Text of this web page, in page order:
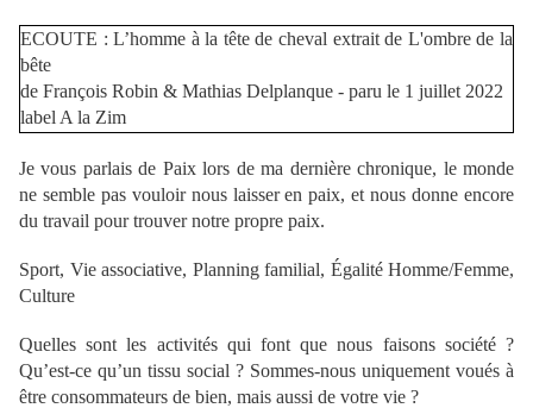
ECOUTE : L’homme à la tête de cheval extrait de L'ombre de la
bête
de François Robin & Mathias Delplanque - paru le 1 juillet 2022
label A la Zim
Je vous parlais de Paix lors de ma dernière chronique, le monde
ne semble pas vouloir nous laisser en paix, et nous donne encore
du travail pour trouver notre propre paix.
Sport, Vie associative, Planning familial, Égalité Homme/Femme,
Culture
Quelles sont les activités qui font que nous faisons société ?
Qu’est-ce qu’un tissu social ? Sommes-nous uniquement voués à
être consommateurs de bien, mais aussi de votre vie ?